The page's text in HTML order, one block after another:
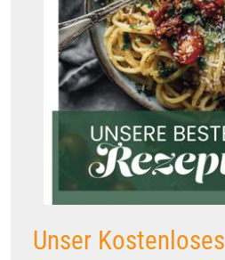
Unser Kostenloses